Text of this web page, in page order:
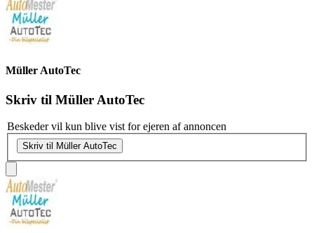
Müller AutoTec
Skriv til Müller AutoTec
Beskeder vil kun blive vist for ejeren af annoncen
Skriv til Müller AutoTec